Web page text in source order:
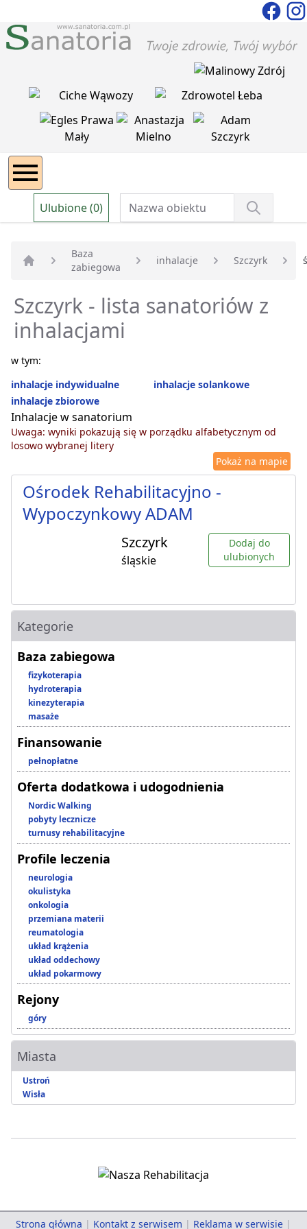
Ulubione (0)
Strona główna
Baza
zabiegowa
inhalacje Szczyrk
Szczyrk - lista sanatoriów z
inhalacjami
w tym:
inhalacje indywidualne
inhalacje solankowe
inhalacje zbiorowe
Inhalacje w sanatorium
Uwaga: wyniki pokazują się w porządku alfabetycznym od
losowo wybranej litery
Pokaż na mapie
Ośrodek Rehabilitacyjno -
Wypoczynkowy ADAM
Szczyrk
śląskie
Dodaj do
ulubionych
Kategorie
Baza zabiegowa
fizykoterapia
hydroterapia
kinezyterapia
masaże
Finansowanie
pełnopłatne
Oferta dodatkowa i udogodnienia
Nordic Walking
pobyty lecznicze
turnusy rehabilitacyjne
Profile leczenia
neurologia
okulistyka
onkologia
przemiana materii
reumatologia
układ krążenia
układ oddechowy
układ pokarmowy
Rejony
góry
Miasta
Ustroń
Wisła
Strona główna | Kontakt z serwisem | Reklama w serwisie |